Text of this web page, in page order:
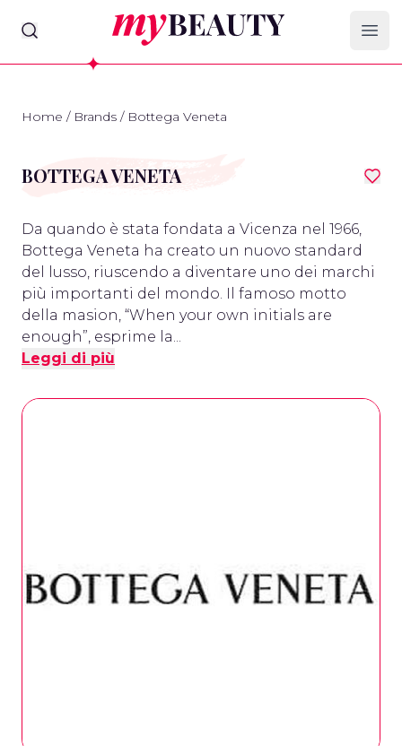
myBeauty
Home / Brands / Bottega Veneta
BOTTEGA VENETA
Da quando è stata fondata a Vicenza nel 1966,
Bottega Veneta ha creato un nuovo standard
del lusso, riuscendo a diventare uno dei marchi
più importanti del mondo. Il famoso motto
della masion, “When your own initials are
enough”, esprime la...
Leggi di più